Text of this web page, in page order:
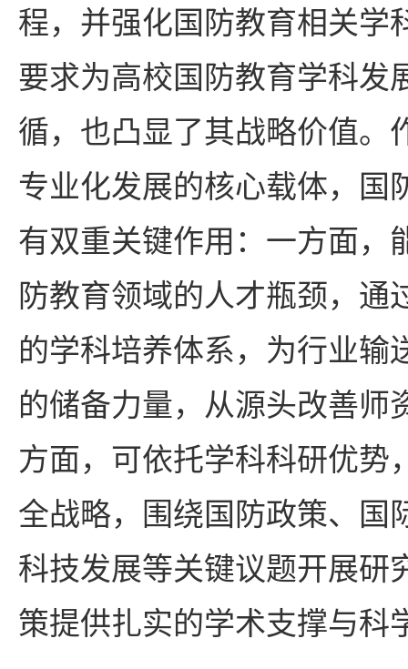
程，并强化国防教育相关学
要求为高校国防教育学科发
循，也凸显了其战略价值。
专业化发展的核心载体，国
有双重关键作用：一方面，
防教育领域的人才瓶颈，通
的学科培养体系，为行业输
的储备力量，从源头改善师
方面，可依托学科科研优势
全战略，围绕国防政策、国
科技发展等关键议题开展研
策提供扎实的学术支撑与科